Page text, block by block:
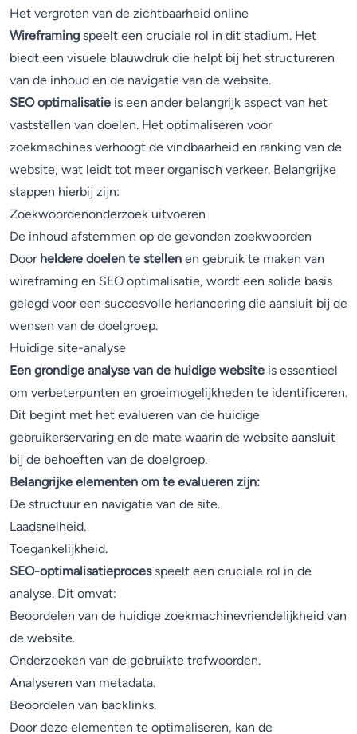
Het vergroten van de zichtbaarheid online
Wireframing speelt een cruciale rol in dit stadium. Het
biedt een visuele blauwdruk die helpt bij het structureren
van de inhoud en de navigatie van de website.
SEO optimalisatie is een ander belangrijk aspect van het
vaststellen van doelen. Het optimaliseren voor
zoekmachines verhoogt de vindbaarheid en ranking van de
website, wat leidt tot meer organisch verkeer. Belangrijke
stappen hierbij zijn:
Zoekwoordenonderzoek uitvoeren
De inhoud afstemmen op de gevonden zoekwoorden
Door heldere doelen te stellen en gebruik te maken van
wireframing en SEO optimalisatie, wordt een solide basis
gelegd voor een succesvolle herlancering die aansluit bij de
wensen van de doelgroep.
Huidige site-analyse
Een grondige analyse van de huidige website is essentieel
om verbeterpunten en groeimogelijkheden te identificeren.
Dit begint met het evalueren van de huidige
gebruikerservaring en de mate waarin de website aansluit
bij de behoeften van de doelgroep.
Belangrijke elementen om te evalueren zijn:
De structuur en navigatie van de site.
Laadsnelheid.
Toegankelijkheid.
SEO-optimalisatieprocesspeelt een cruciale rol in de
analyse. Dit omvat:
Beoordelen van de huidige zoekmachinevriendelijkheid van
de website.
Onderzoeken van de gebruikte trefwoorden.
Analyseren van metadata.
Beoordelen van backlinks.
Door deze elementen te optimaliseren, kan de